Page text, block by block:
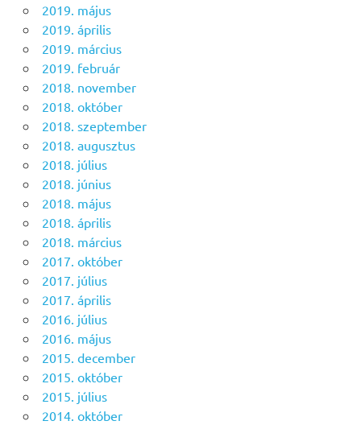
2019. május
2019. április
2019. március
2019. február
2018. november
2018. október
2018. szeptember
2018. augusztus
2018. július
2018. június
2018. május
2018. április
2018. március
2017. október
2017. július
2017. április
2016. július
2016. május
2015. december
2015. október
2015. július
2014. október